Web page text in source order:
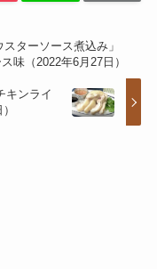
ターソース煮込み」
味（2022年6月27日）
キンライ